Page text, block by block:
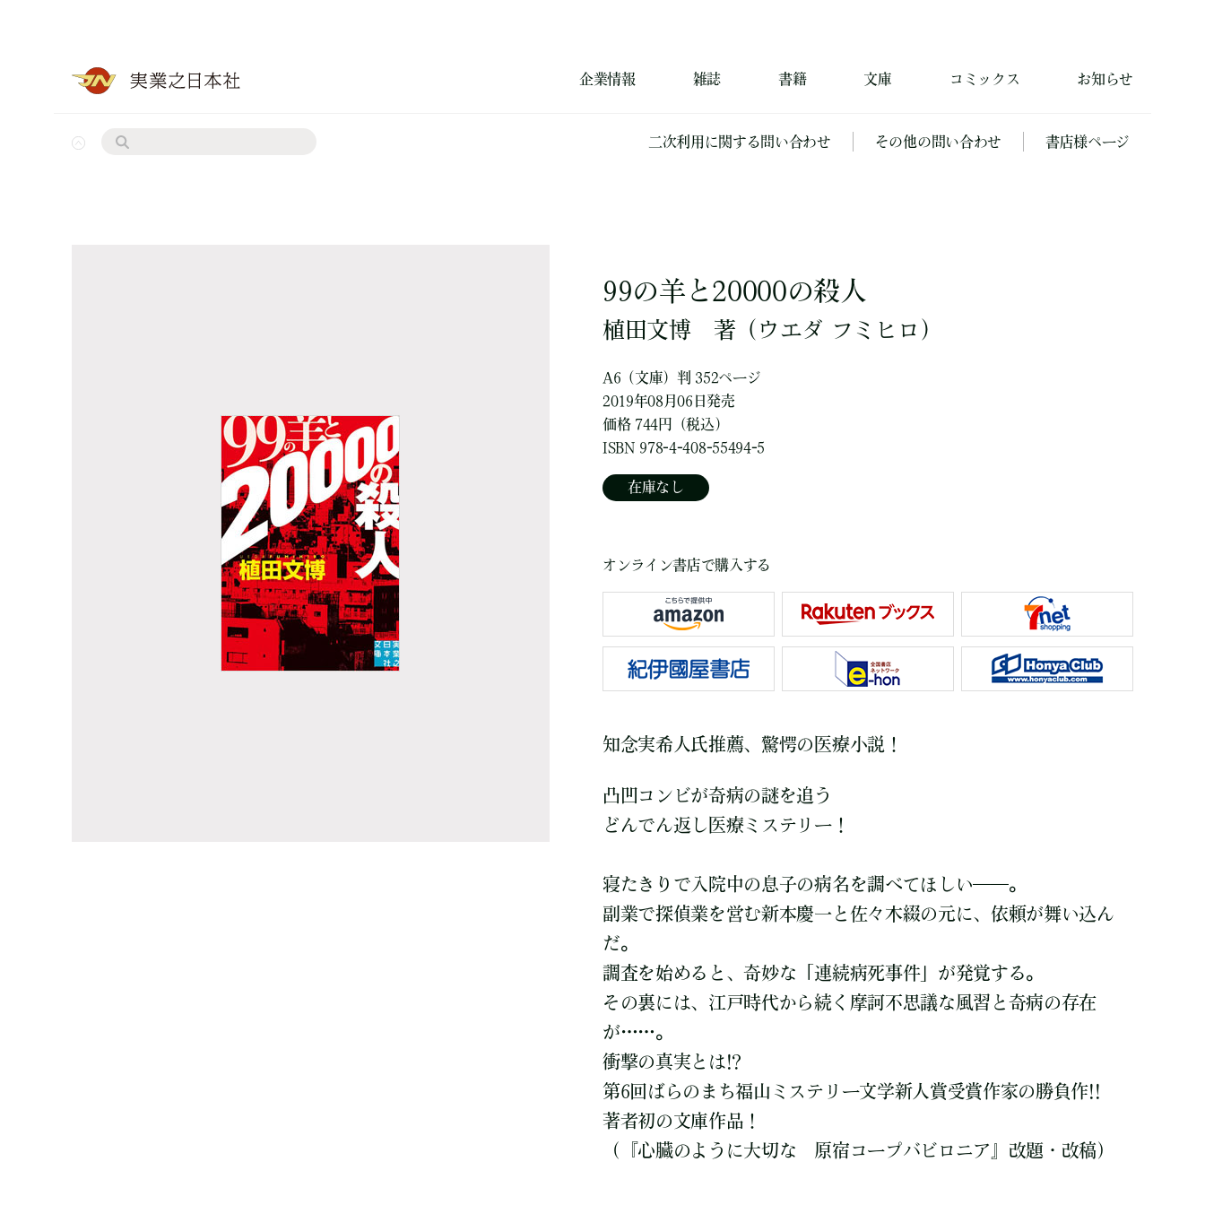
企業情報 雑誌 書籍 文庫 コミックス お知らせ
二次利用に関する問い合わせ その他の問い合わせ 書店様ページ
99の羊と20000の殺人
植田文博 著 （ウエダ フミヒロ）
A6（文庫）判 352ページ
2019年08月06日発売
価格 744円（税込）
ISBN 978-4-408-55494-5
在庫なし
オンライン書店で購入する
知念実希人氏推薦、驚愕の医療小説！
凸凹コンビが奇病の謎を追う
どんでん返し医療ミステリー！
寝たきりで入院中の息子の病名を調べてほしい――。
副業で探偵業を営む新本慶一と佐々木綴の元に、依頼が舞い込ん
だ。
調査を始めると、奇妙な「連続病死事件」が発覚する。
その裏には、江戸時代から続く摩訶不思議な風習と奇病の存在
が……。
衝撃の真実とは!?
第6回ばらのまち福山ミステリー文学新人賞受賞作家の勝負作!!
著者初の文庫作品！
（『心臓のように大切な 原宿コープバビロニア』改題・改稿）